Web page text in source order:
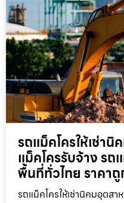
รถแม็คโครให้เช่านิ
แม็คโครรับจ้าง รถ
พื้นที่ทั่วไทย ราคา
รถแม็คโครให้เช่านิคมอุตสา